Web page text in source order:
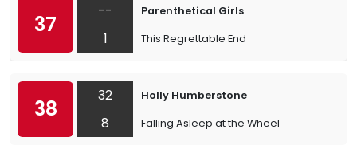
37
--
1
Parenthetical Girls
This Regrettable End
38
32
8
Holly Humberstone
Falling Asleep at the Wheel